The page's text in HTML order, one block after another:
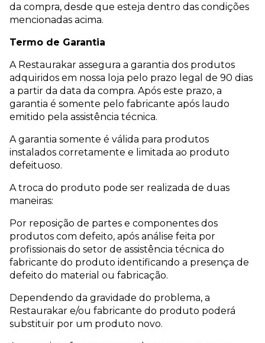
da compra, desde que esteja dentro das condições
mencionadas acima.
Termo de Garantia
A Restaurakar assegura a garantia dos produtos
adquiridos em nossa loja pelo prazo legal de 90 dias
a partir da data da compra. Após este prazo, a
garantia é somente pelo fabricante após laudo
emitido pela assistência técnica.
A garantia somente é válida para produtos
instalados corretamente e limitada ao produto
defeituoso.
A troca do produto pode ser realizada de duas
maneiras:
Por reposição de partes e componentes dos
produtos com defeito, após análise feita por
profissionais do setor de assistência técnica do
fabricante do produto identificando a presença de
defeito do material ou fabricação.
Dependendo da gravidade do problema, a
Restaurakar e/ou fabricante do produto poderá
substituir por um produto novo.